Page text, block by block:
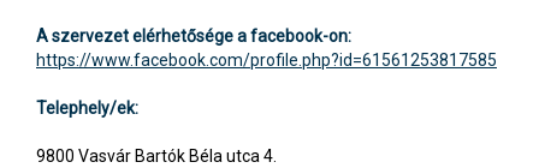
A szervezet elérhetősége a facebook-on:
https://www.facebook.com/profile.php?id=61561253817585
Telephely/ek:
9800 Vasvár Bartók Béla utca 4.